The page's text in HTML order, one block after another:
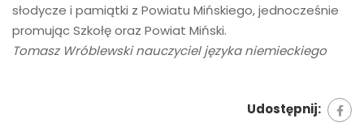
słodycze i pamiątki z Powiatu Mińskiego, jednocześnie
promując Szkołę oraz Powiat Miński.
Tomasz Wróblewski nauczyciel języka niemieckiego
Udostępnij: